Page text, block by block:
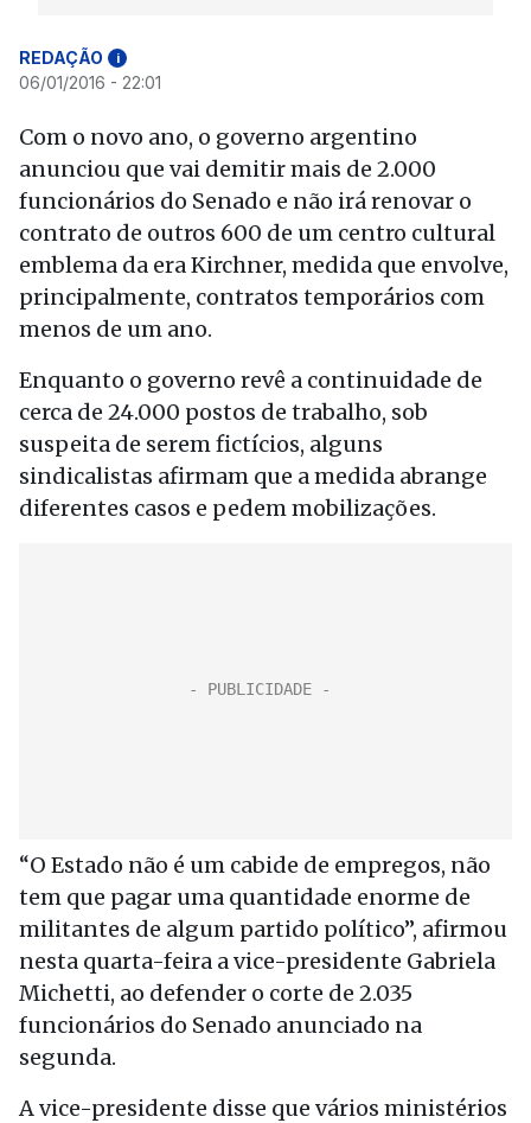
REDAÇÃO i
06/01/2016 - 22:01
Com o novo ano, o governo argentino
anunciou que vai demitir mais de 2.000
funcionários do Senado e não irá renovar o
contrato de outros 600 de um centro cultural
emblema da era Kirchner, medida que envolve,
principalmente, contratos temporários com
menos de um ano.
Enquanto o governo revê a continuidade de
cerca de 24.000 postos de trabalho, sob
suspeita de serem fictícios, alguns
sindicalistas afirmam que a medida abrange
diferentes casos e pedem mobilizações.
“O Estado não é um cabide de empregos, não
tem que pagar uma quantidade enorme de
militantes de algum partido político”, afirmou
nesta quarta-feira a vice-presidente Gabriela
Michetti, ao defender o corte de 2.035
funcionários do Senado anunciado na
segunda.
A vice-presidente disse que vários ministérios